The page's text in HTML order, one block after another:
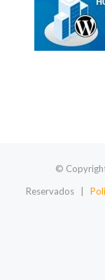
©
Reservados |